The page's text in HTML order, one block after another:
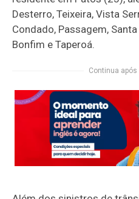
Desterro, Teixeira, Vista
Condado, Passagem,
Bonfim e Taperoá.
Continua